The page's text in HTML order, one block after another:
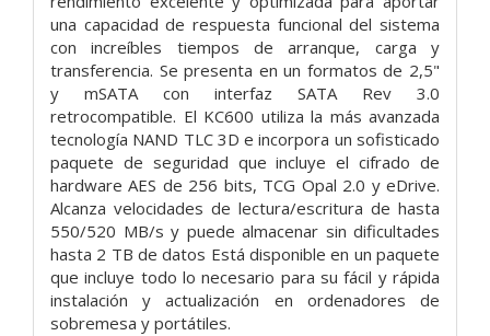
una capacidad de respuesta funcional del sistema
con increíbles tiempos de arranque, carga y
transferencia. Se presenta en un formatos de 2,5"
y mSATA con interfaz SATA Rev 3.0
retrocompatible. El KC600 utiliza la más avanzada
tecnología NAND TLC 3D e incorpora un sofisticado
paquete de seguridad que incluye el cifrado de
hardware AES de 256 bits, TCG Opal 2.0 y eDrive.
Alcanza velocidades de lectura/escritura de hasta
550/520 MB/s y puede almacenar sin dificultades
hasta 2 TB de datos Está disponible en un paquete
que incluye todo lo necesario para su fácil y rápida
instalación y actualización en ordenadores de
sobremesa y portátiles.